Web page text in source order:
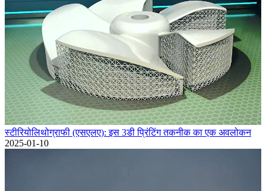
स्टीरियोलिथोग्राफी (एसएलए): इस 3डी प्रिंटिंग तकनीक का एक अवलोकन
2025-01-10